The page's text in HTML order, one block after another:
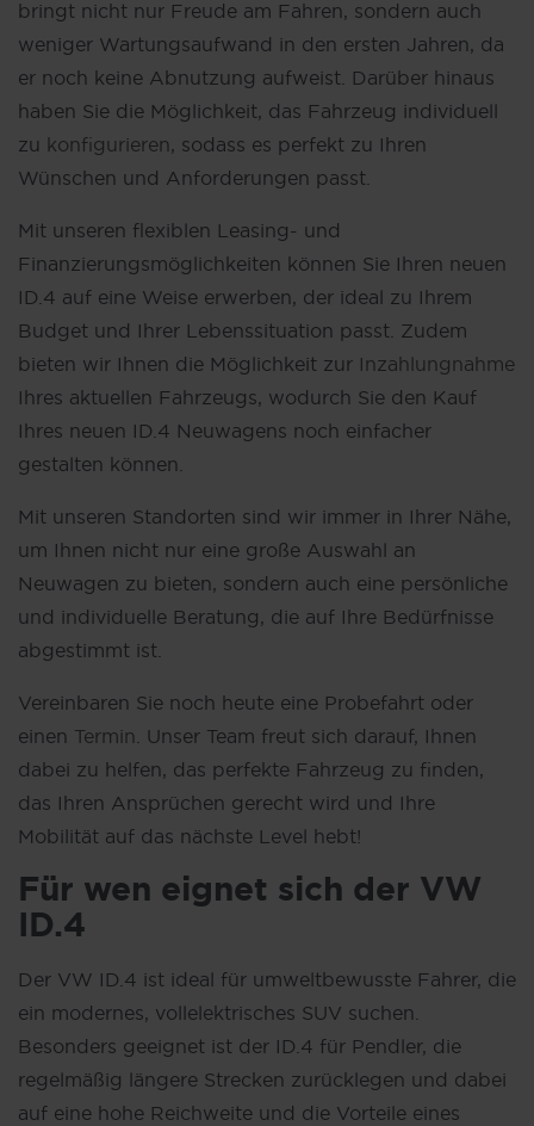
bringt nicht nur Freude am Fahren, sondern auch
weniger Wartungsaufwand in den ersten Jahren, da
er noch keine Abnutzung aufweist. Darüber hinaus
haben Sie die Möglichkeit, das Fahrzeug individuell
zu konfigurieren, sodass es perfekt zu Ihren
Wünschen und Anforderungen passt.
Mit unseren flexiblen Leasing- und
Finanzierungsmöglichkeiten können Sie Ihren neuen
ID.4 auf eine Weise erwerben, der ideal zu Ihrem
Budget und Ihrer Lebenssituation passt. Zudem
bieten wir Ihnen die Möglichkeit zur Inzahlungnahme
Ihres aktuellen Fahrzeugs, wodurch Sie den Kauf
Ihres neuen ID.4 Neuwagens noch einfacher
gestalten können.
Mit unseren Standorten sind wir immer in Ihrer Nähe,
um Ihnen nicht nur eine große Auswahl an
Neuwagen zu bieten, sondern auch eine persönliche
und individuelle Beratung, die auf Ihre Bedürfnisse
abgestimmt ist.
Vereinbaren Sie noch heute eine Probefahrt oder
einen Termin. Unser Team freut sich darauf, Ihnen
dabei zu helfen, das perfekte Fahrzeug zu finden,
das Ihren Ansprüchen gerecht wird und Ihre
Mobilität auf das nächste Level hebt!
Für wen eignet sich der VW
ID.4
Der VW ID.4 ist ideal für umweltbewusste Fahrer, die
ein modernes, vollelektrisches SUV suchen.
Besonders geeignet ist der ID.4 für Pendler, die
regelmäßig längere Strecken zurücklegen und dabei
auf eine hohe Reichweite und die Vorteile eines